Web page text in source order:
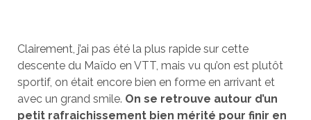
Clairement, j’ai pas été la plus rapide sur cette
descente du Maïdo en VTT, mais vu qu’on est plutôt
sportif, on était encore bien en forme en arrivant et
avec un grand smile. On se retrouve autour d’un
petit rafraichissement bien mérité pour finir en